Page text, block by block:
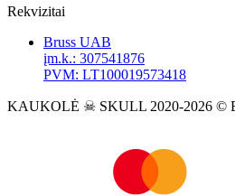
Rekvizitai
Bruss UAB
įm.k.: 307541876
PVM: LT100019573418
KAUKOLĖ ☠ SKULL 2020-2026 ©